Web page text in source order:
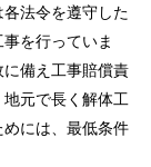
法令を遵守した
を行っていま
備え工事賠償責
元で長く解体工
には、最低条件